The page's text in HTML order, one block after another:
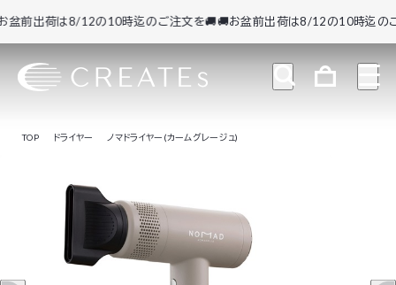
出荷は8/12の10時迄のご注文を🚚🚚お盆前出荷は8/12の10時迄のご注
TOP ドライヤー ノマドライヤー(カームグレージュ)